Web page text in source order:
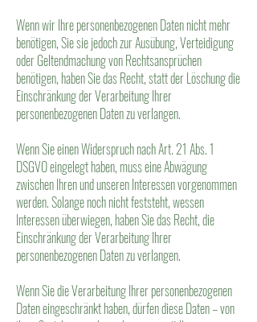
Wenn wir Ihre personenbezogenen Daten nicht mehr
benötigen, Sie sie jedoch zur Ausübung, Verteidigung
oder Geltendmachung von Rechtsansprüchen
benötigen, haben Sie das Recht, statt der Löschung die
Einschränkung der Verarbeitung Ihrer
personenbezogenen Daten zu verlangen.
Wenn Sie einen Widerspruch nach Art. 21 Abs. 1
DSGVO eingelegt haben, muss eine Abwägung
zwischen Ihren und unseren Interessen vorgenommen
werden. Solange noch nicht feststeht, wessen
Interessen überwiegen, haben Sie das Recht, die
Einschränkung der Verarbeitung Ihrer
personenbezogenen Daten zu verlangen.
Wenn Sie die Verarbeitung Ihrer personenbezogenen
Daten eingeschränkt haben, dürfen diese Daten – von